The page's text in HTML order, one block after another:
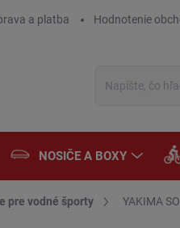
a platba Hodnotenie
NOSIČE A BOXY
pre vodné športy YAKIMA